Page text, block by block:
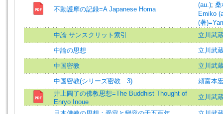
不動護摩の記録=A Japanese Homa
(au.); 桑
Emiko
(著
中論 サンスクリット索引
立川武
中論の思想 立川武
中国密教 立川武
中国密教(シリーズ密教 3)
頼富本
井上圓了の佛教思想=The Buddhist Thought of
Enryo Inoue
立川武